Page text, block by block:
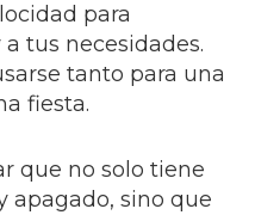
para
tus necesidades.
tanto para una
fiesta.
que no solo tiene
apagado, sino que